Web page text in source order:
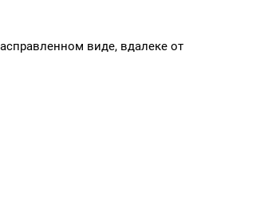
виде, вдалеке от